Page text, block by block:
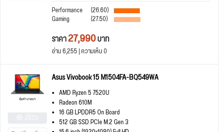
Performance
(26.60)
Gaming (27.50)
ราคา27,990บาท
อ่าน 6,255 | ความเห็น 0
Asus Vivobook 15 M1504FA-BQ549WA
AMD Ryzen 5 7520U
Radeon 610M
16 GB LPDDR5 On Board
512 GB SSD PCIe M.2 Gen 3